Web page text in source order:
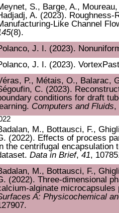
S., Barge, A.,
A. (2023). Roughness-
Like Channel
(8).
J. I. (2023).
J. I. (2023).
P., Métais, O., Balarac,
C. (2023).
conditions for draft
Computers and Fluids,
M., Bottausci, F.,
(2022). Effects of process
the centrifugal encapsulation
Data in Brief, 41,
M., Bottausci, F.,
(2022). Three-dimensional
alginate
A: Physicochemical